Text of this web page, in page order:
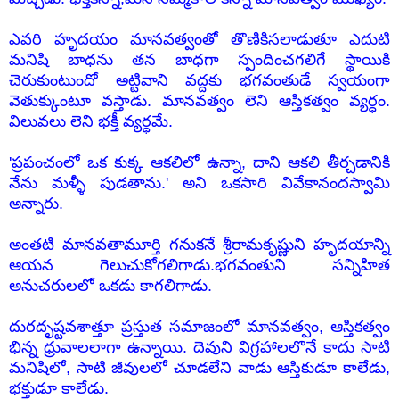
ఎవరి హృదయం మానవత్వంతో తొణికిసలాడుతూ ఎదుటి
మనిషి బాధను తన బాధగా స్పందించగలిగే స్థాయికి
చెరుకుంటుందో అట్టివాని వద్దకు భగవంతుడే స్వయంగా
వెతుక్కుంటూ వస్తాడు. మానవత్వం లెని ఆస్తికత్వం వ్యర్ధం.
విలువలు లెని భక్తీ వ్యర్ధమే.
'ప్రపంచంలో ఒక కుక్క ఆకలిలో ఉన్నా, దాని ఆకలి తీర్చడానికి
నేను మళ్ళీ పుడతాను.' అని ఒకసారి వివేకానందస్వామి
అన్నారు.
అంతటి మానవతామూర్తి గనుకనే శ్రీరామకృష్ణుని హృదయాన్ని
ఆయన గెలుచుకోగలిగాడు.భగవంతుని సన్నిహిత
అనుచరులలో ఒకడు కాగలిగాడు.
దురదృష్టవశాత్తూ ప్రస్తుత సమాజంలో మానవత్వం, ఆస్తికత్వం
భిన్న ధ్రువాలలాగా ఉన్నాయి. దెవుని విగ్రహాలలొనే కాదు సాటి
మనిషిలో, సాటి జీవులలో చూడలేని వాడు ఆస్తికుడూ కాలేడు,
భక్తుడూ కాలేడు.